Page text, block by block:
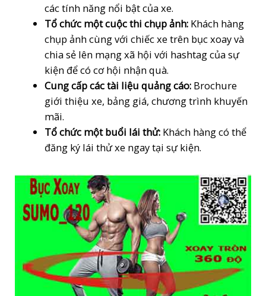
các tính năng nổi bật của xe.
Tổ chức một cuộc thi chụp ảnh:Khách hàng
chụp ảnh cùng với chiếc xe trên bục xoay và
chia sẻ lên mạng xã hội với hashtag của sự
kiện để có cơ hội nhận quà.
Cung cấp các tài liệu quảng cáo:Brochure
giới thiệu xe, bảng giá, chương trình khuyến
mãi.
Tổ chức một buổi lái thử:Khách hàng có thể
đăng ký lái thử xe ngay tại sự kiện.